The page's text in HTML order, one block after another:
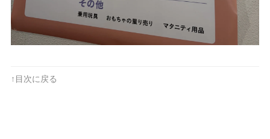
↑目次に戻る